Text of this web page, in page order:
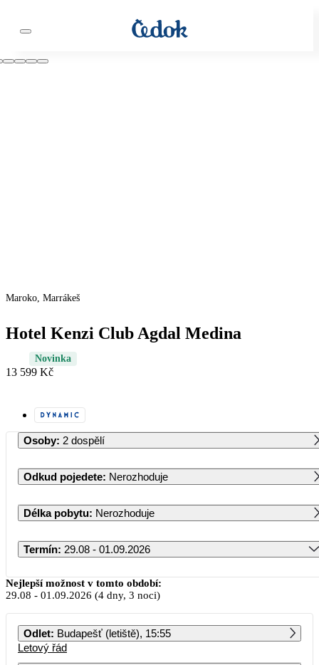
Maroko, Marrákeš
Hotel Kenzi Club Agdal Medina
Novinka
13 599 Kč
Osoby: 2 dospělí
Odkud pojedete: Nerozhoduje
Délka pobytu: Nerozhoduje
Termín: 29.08 - 01.09.2026
Srpen 2026
PO ÚT ST ČT PÁ SO NE
Nejlepší možnost v tomto období:
29.08 - 01.09.2026 (4 dny, 3 noci)
Odlet: Budapešť (letiště), 15:55
Letový řád